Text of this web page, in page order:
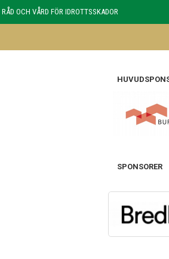
RÅD OCH VÅRD FÖR IDROTTSSKADOR
SPONSORER